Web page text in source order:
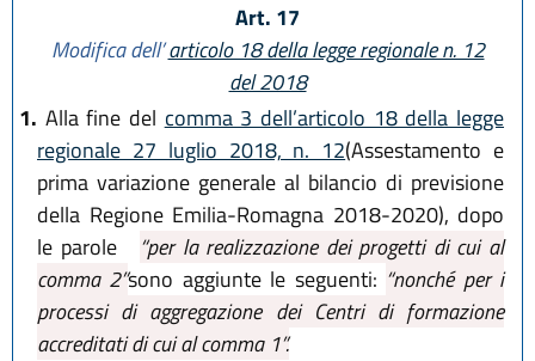
Art. 17
Modifica dell’articolo 18 della legge regionale n. 12
del 2018
1. Alla fine del comma 3 dell’articolo 18 della legge
regionale 27 luglio 2018, n. 12(Assestamento e
prima variazione generale al bilancio di previsione
della Regione Emilia-Romagna 2018-2020), dopo
le parole “per la realizzazione dei progetti di cui al
comma 2”sono aggiunte le seguenti: “nonché per i
processi di aggregazione dei Centri di formazione
accreditati di cui al comma 1”.